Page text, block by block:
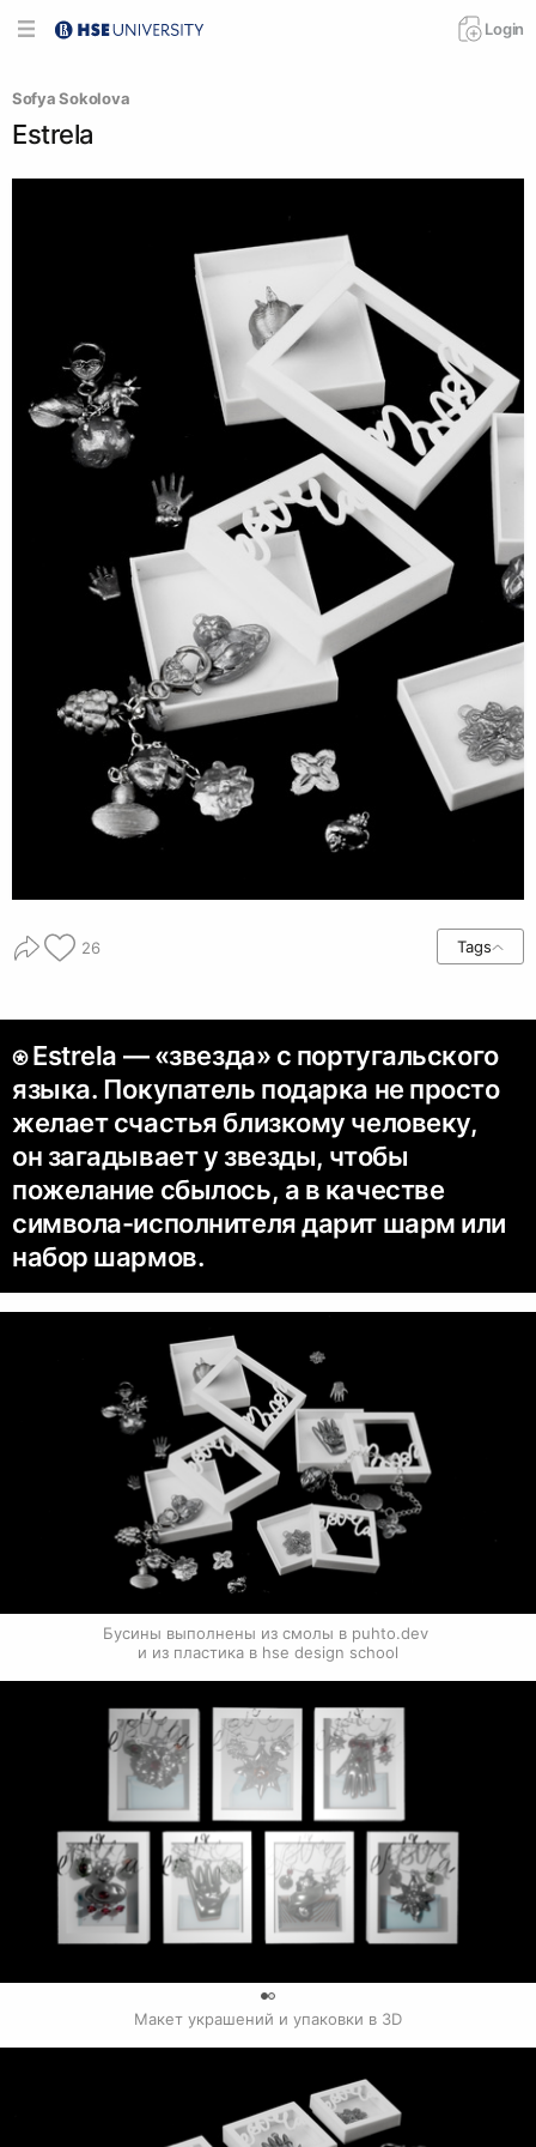
Login
Sofya Sokolova
Estrela
26 Tags
⍟ Estrela — «звезда» с португальского
языка. Покупатель подарка не просто
желает счастья близкому человеку,
он загадывает у звезды, чтобы
пожелание сбылось, а в качестве
символа-исполнителя дарит шарм или
набор шармов.
Бусины выполнены из смолы в puhto.dev
и из пластика в hse design school
Макет украшений и упаковки в 3D